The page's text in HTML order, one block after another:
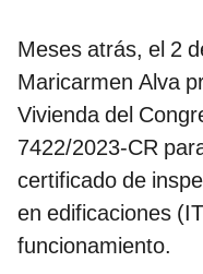
Meses atrás, el 2
Maricarmen Alva
Vivienda del
7422/2023-CR
certificado de
en edificaciones
funcionamiento.